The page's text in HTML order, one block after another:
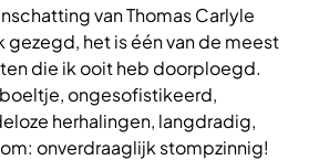
van Thomas Carlyle
gezegd, het is één van de meest
die ik ooit heb doorploegd.
boeltje, ongesofistikeerd,
herhalingen, langdradig,
onverdraaglijk stompzinnig!